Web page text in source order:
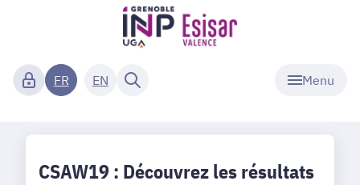
Menu
FR EN
CSAW19 : Découvrez les résultats